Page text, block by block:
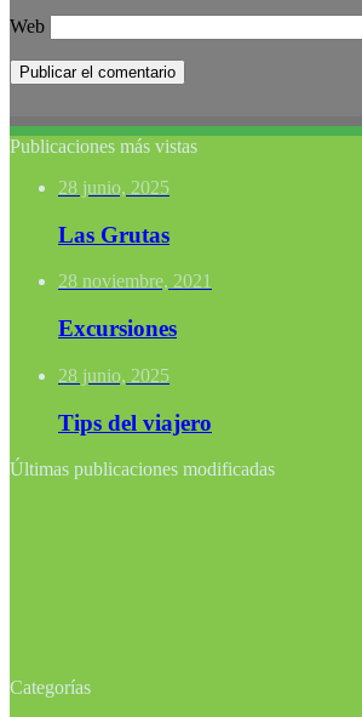
Web
Publicaciones más vistas
28 junio, 2025
Las Grutas
28 noviembre, 2021
Excursiones
28 junio, 2025
Tips del viajero
Últimas publicaciones modificadas
Categorías